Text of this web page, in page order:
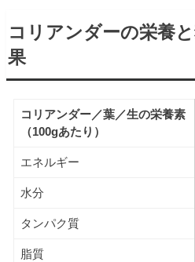
コリアンダーの栄養
果
コリアンダー／葉／生の栄養素
（100gあたり）
エネルギー
水分
タンパク質
脂質